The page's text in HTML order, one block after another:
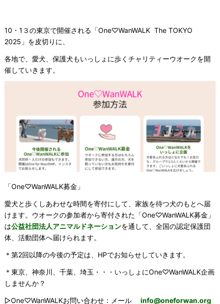
10・1３の東京で開催される「One♡WanWALK The TOKYO
2025」を皮切りに、
各地で、愛犬、保護犬もいっしょに歩くチャリティーウオークを開
催していきます。
「One♡WanWALK募金」
愛犬と歩くしあわせな時間を寄付にして、家族を待つ犬のもとへ届
けます。ウオークの参加者から寄付された「One♡WanWALK募金」
は公益社団法人アニマルドネーションを通して、全国の認定保護団
体、活動団体へ届けられます。
＊第2回以降の今後の予定は、HPでお知らせしていきます。
＊東京、神奈川、千葉、埼玉・・・いっしょにOne♡WanWALK企画
しませんか？
▷One♡WanWALKお問い合わせ：メール info@oneforwan.org